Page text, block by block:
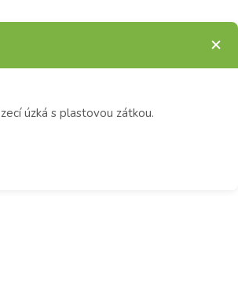
úzká s plastovou zátkou.